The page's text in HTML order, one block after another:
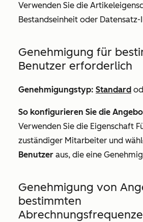
Verwenden Sie die
Bestandseinheit oder Datensatz-
Genehmigung für
Benutzer erforderlich
Genehmigungstyp: Standard
So konfigurieren Sie die
Verwenden Sie die Eigenschaft
zuständiger Mitarbeiter und
Benutzer aus, die eine
Genehmigung von
bestimmten